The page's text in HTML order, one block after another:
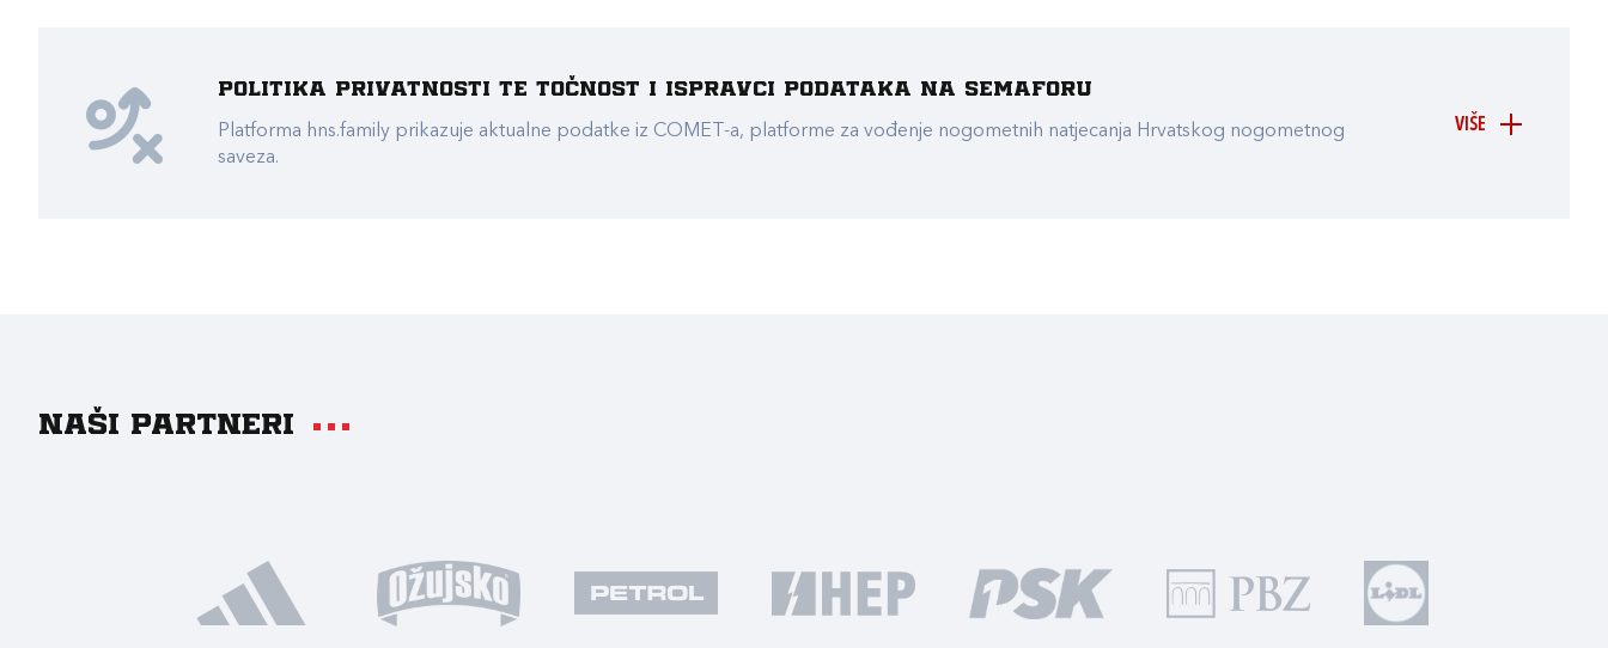
VIŠE
Politika privatnosti te točnost i ispravci podataka na Semaforu
Platforma hns.family prikazuje aktualne podatke iz COMET-a, platforme za vođenje nogometnih natjecanja Hrvatskog nogometnog
saveza.
Naši partneri